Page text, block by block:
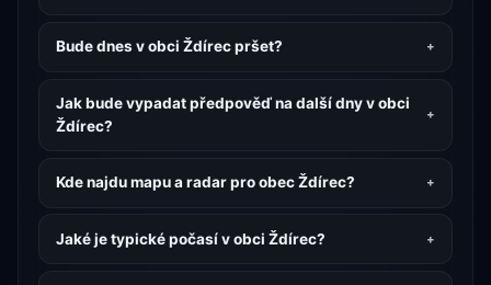
Bude dnes v obci Ždírec pršet?
Jak bude vypadat předpověď na další dny v obci
Ždírec?
Kde najdu mapu a radar pro obec Ždírec?
Jaké je typické počasí v obci Ždírec?